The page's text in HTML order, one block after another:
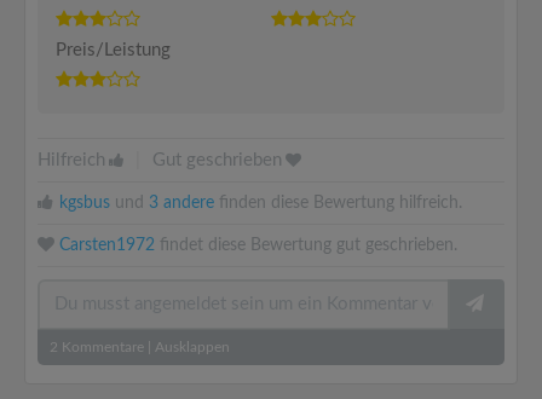
Preis/Leistung
Hilfreich Gut geschrieben
kgsbus und 3 andere finden diese Bewertung hilfreich.
Carsten1972 findet diese Bewertung gut geschrieben.
2 Kommentare Ausklappen